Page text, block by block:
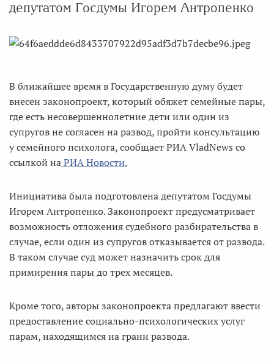
депутатом Госдумы Игорем Антропенко
В ближайшее время в Государственную думу будет
внесен законопроект, который обяжет семейные пары,
где есть несовершеннолетние дети или один из
супругов не согласен на развод, пройти консультацию
у семейного психолога, сообщает РИА VladNews со
ссылкой наРИА Новости.
Инициатива была подготовлена депутатом Госдумы
Игорем Антропенко. Законопроект предусматривает
возможность отложения судебного разбирательства в
случае, если один из супругов отказывается от развода.
В таком случае суд может назначить срок для
примирения пары до трех месяцев.
Кроме того, авторы законопроекта предлагают ввести
предоставление социально-психологических услуг
парам, находящимся на грани развода.